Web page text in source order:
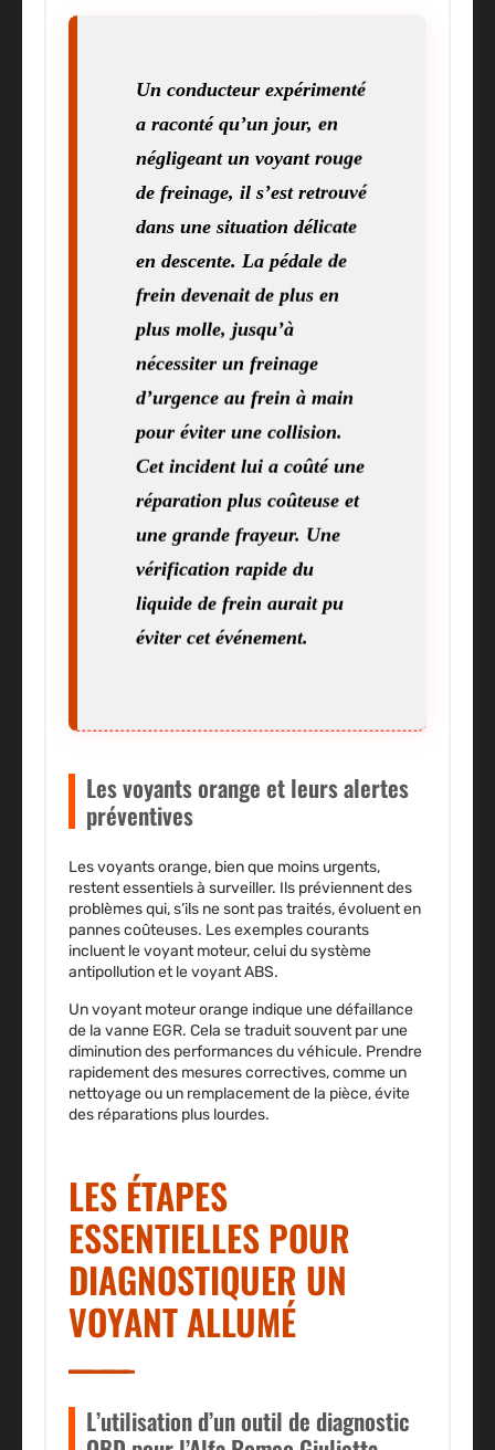
Un conducteur expérimenté
a raconté qu’un jour, en
négligeant un voyant rouge
de freinage, il s’est retrouvé
dans une situation délicate
en descente. La pédale de
frein devenait de plus en
plus molle, jusqu’à
nécessiter un freinage
d’urgence au frein à main
pour éviter une collision.
Cet incident lui a coûté une
réparation plus coûteuse et
une grande frayeur. Une
vérification rapide du
liquide de frein aurait pu
éviter cet événement.
Les voyants orange et leurs alertes
préventives
Les voyants orange, bien que moins urgents,
restent essentiels à surveiller. Ils préviennent des
problèmes qui, s’ils ne sont pas traités, évoluent en
pannes coûteuses. Les exemples courants
incluent le voyant moteur, celui du système
antipollution et le voyant ABS.
Un voyant moteur orange indique une défaillance
de la vanne EGR. Cela se traduit souvent par une
diminution des performances du véhicule. Prendre
rapidement des mesures correctives, comme un
nettoyage ou un remplacement de la pièce, évite
des réparations plus lourdes.
LES ÉTAPES
ESSENTIELLES POUR
DIAGNOSTIQUER UN
VOYANT ALLUMÉ
L’utilisation d’un outil de diagnostic